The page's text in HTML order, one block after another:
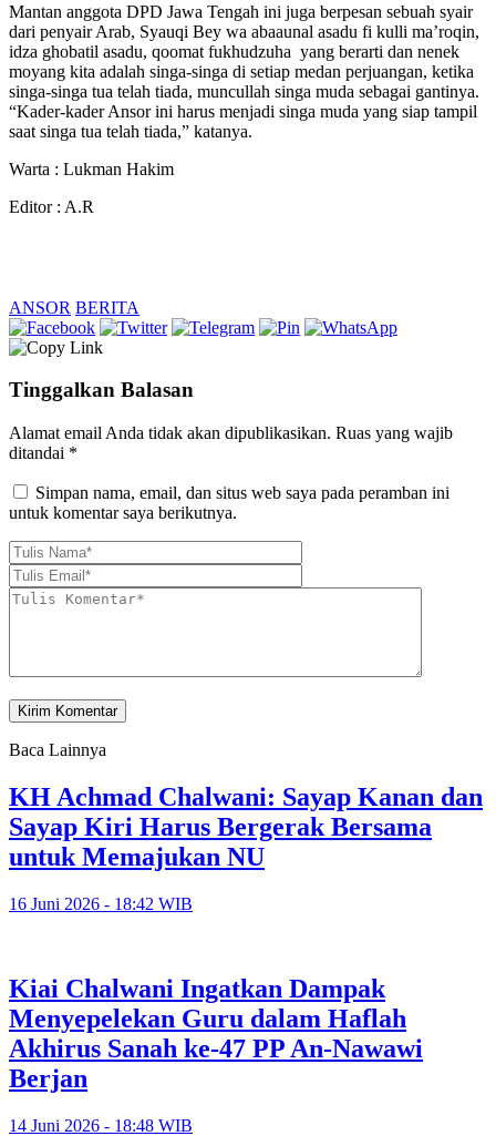
Mantan anggota DPD Jawa Tengah ini juga berpesan sebuah syair
dari penyair Arab, Syauqi Bey wa abaaunal asadu fi kulli ma’roqin,
idza ghobatil asadu, qoomat fukhudzuha yang berarti dan nenek
moyang kita adalah singa-singa di setiap medan perjuangan, ketika
singa-singa tua telah tiada, muncullah singa muda sebagai gantinya.
“Kader-kader Ansor ini harus menjadi singa muda yang siap tampil
saat singa tua telah tiada,” katanya.
Warta : Lukman Hakim
Editor : A.R
ANSOR BERITA
Tinggalkan Balasan
Alamat email Anda tidak akan dipublikasikan. Ruas yang wajib
ditandai *
Simpan nama, email, dan situs web saya pada peramban ini
untuk komentar saya berikutnya.
Baca Lainnya
KH Achmad Chalwani: Sayap Kanan dan
Sayap Kiri Harus Bergerak Bersama
untuk Memajukan NU
16 Juni 2026 - 18:42 WIB
Kiai Chalwani Ingatkan Dampak
Menyepelekan Guru dalam Haflah
Akhirus Sanah ke-47 PP An-Nawawi
Berjan
14 Juni 2026 - 18:48 WIB